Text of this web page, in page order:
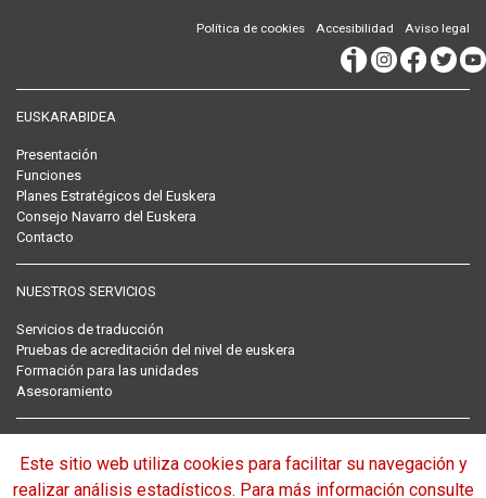
Aviso legal
Accesibilidad
Política de cookies
EUSKARABIDEA
Presentación
Funciones
Planes Estratégicos del Euskera
Consejo Navarro del Euskera
Contacto
NUESTROS SERVICIOS
Servicios de traducción
Pruebas de acreditación del nivel de euskera
Formación para las unidades
Asesoramiento
Normativa
Este sitio web utiliza cookies para facilitar su navegación y
realizar análisis estadísticos. Para más información consulte